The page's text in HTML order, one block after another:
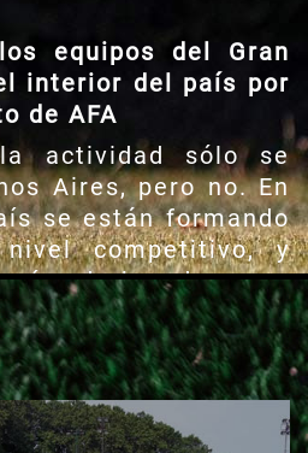
equipos del Gran
interior del país por
de AFA
actividad sólo se
Aires, pero no. En
se están formando
competitivo, y
de jugadoras en
los seleccionados
sub 17 y sub 15
en su mayoría por
el país. ¿Cómo se
el fútbol femenino?